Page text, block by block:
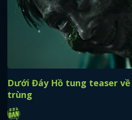
Dưới Đáy Hồ tung teaser
trùng